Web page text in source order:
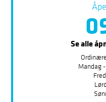
Se alle
Mandag